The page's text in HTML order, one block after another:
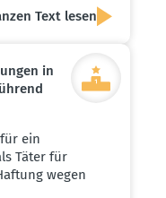
Text lesen
in
ein
Täter für
wegen